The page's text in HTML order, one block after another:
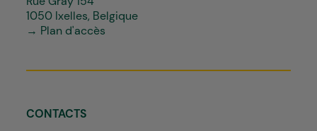
1050 Ixelles, Belgique
→ Plan d'accès
CONTACTS